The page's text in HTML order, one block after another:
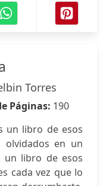
Torres
Páginas: 190
un libro de esos
olvidados en un
un libro de esos
cada vez que lo